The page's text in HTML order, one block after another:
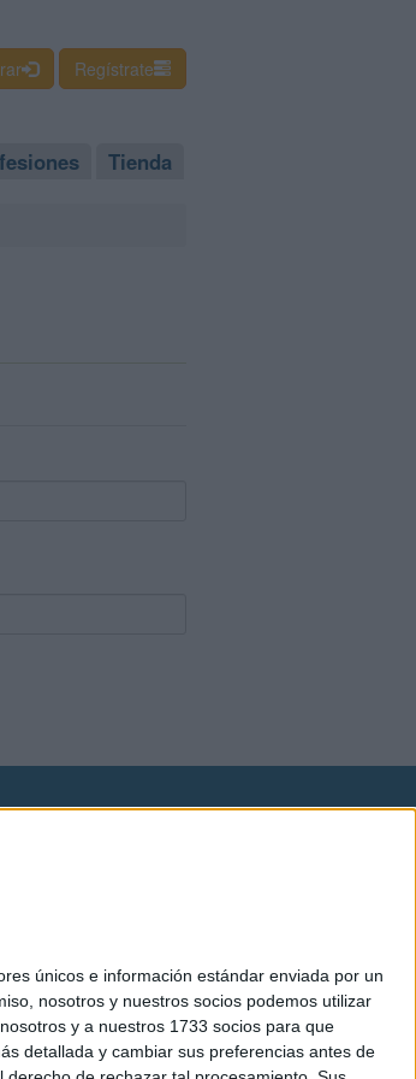
únicos e información estándar enviada por un
nosotros y nuestros socios podemos utilizar
y a nuestros 1733 socios para que
detallada y cambiar sus preferencias antes de
Regístrate
Tienda